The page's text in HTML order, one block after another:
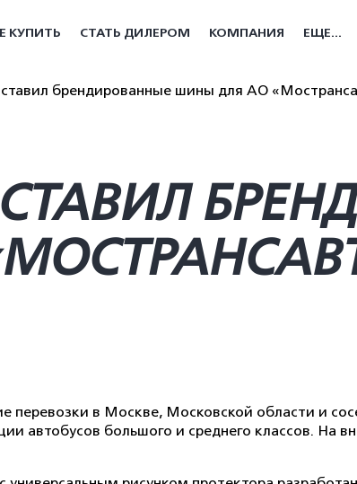
КУПИТЬ СТАТЬ ДИЛЕРОМ КОМПАНИЯ ЕЩЕ...
брендированные шины для АО
перевозки в Москве, Московской области и
автобусов большого и среднего классов. На